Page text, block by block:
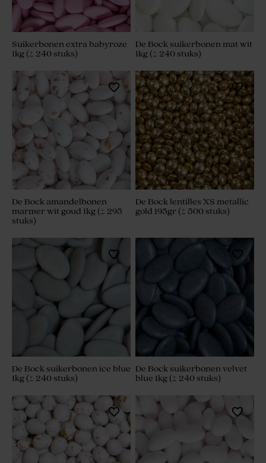
Suikerbonen extra babyroze
1kg (± 240 stuks)
De Bock suikerbonen mat wit
1kg (± 240 stuks)
De Bock amandelbonen
marmer wit goud 1kg (± 295
stuks)
De Bock lentilles XS metallic
gold 195gr (± 500 stuks)
De Bock suikerbonen ice blue
1kg (± 240 stuks)
De Bock suikerbonen velvet
blue 1kg (± 240 stuks)